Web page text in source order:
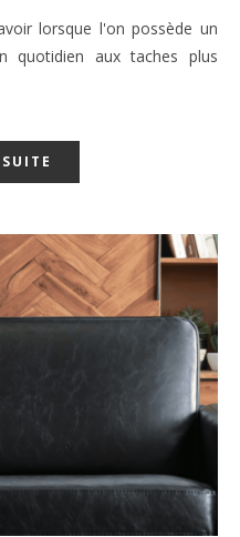
quotidien aux taches plus